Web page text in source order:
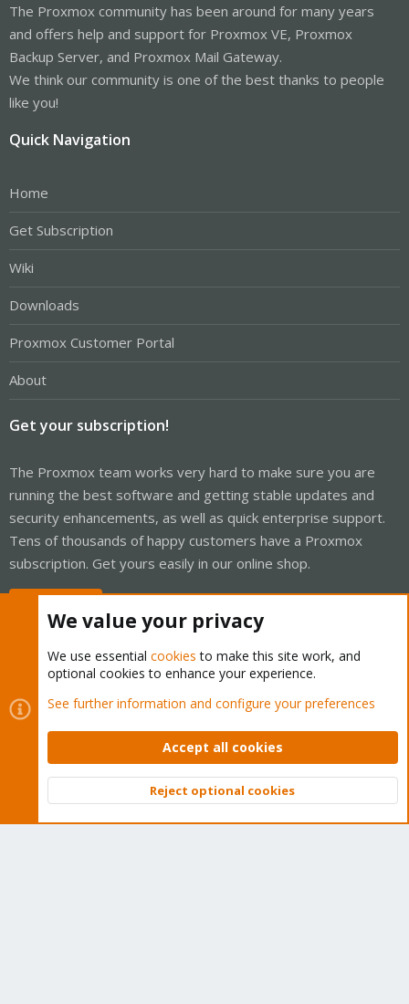
The Proxmox community has been around for many years
and offers help and support for Proxmox VE, Proxmox
Backup Server, and Proxmox Mail Gateway.
We think our community is one of the best thanks to people
like you!
Quick Navigation
Home
Get Subscription
Wiki
Downloads
Proxmox Customer Portal
About
Get your subscription!
The Proxmox team works very hard to make sure you are
running the best software and getting stable updates and
security enhancements, as well as quick enterprise support.
Tens of thousands of happy customers have a Proxmox
subscription. Get yours easily in our online shop.
Cookies
Proxmox Support Forum - Light Mode
Contact us
Terms and rules Privacy policy Help Home
Community platform by XenForo © 2010-2026 XenForo Ltd.
Top
We value your privacy
We use essential cookies to make this site work, and
optional cookies to enhance your experience.
See further information and configure your preferences
Accept all cookies
Reject optional cookies